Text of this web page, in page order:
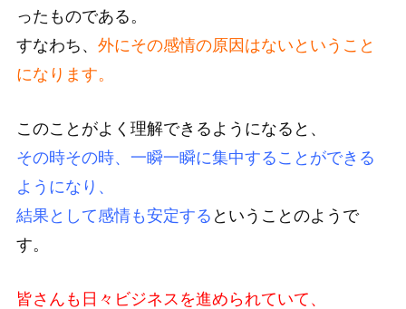
ったものである。
すなわち、 外にその感情の原因はないということ
になります。
このことがよく理解できるようになると、
その時その時、一瞬一瞬に集中することができる
ようになり、
結果として感情も安定する ということのようで
す。
皆さんも日々ビジネスを進められていて、